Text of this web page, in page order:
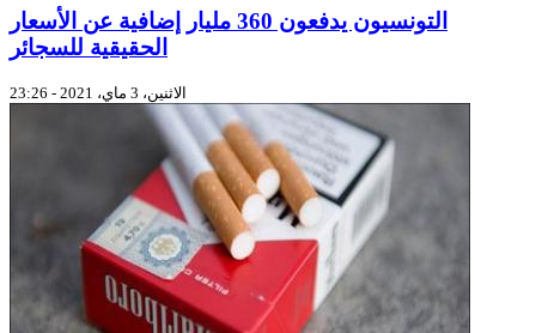
التونسيون يدفعون 360 مليار إضافية عن الأسعار
الحقيقية للسجائر
الاثنين، 3 ماي، 2021 - 23:26